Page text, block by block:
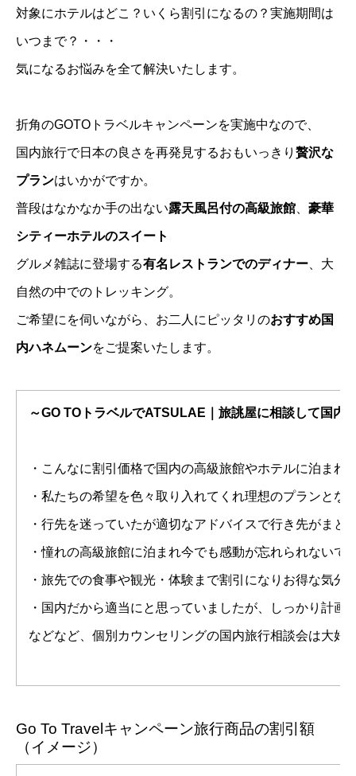
対象にホテルはどこ？いくら割引になるの？実施期間は
いつまで？・・・
気になるお悩みを全て解決いたします。
折角のGOTOトラベルキャンペーンを実施中なので、
国内旅行で日本の良さを再発見するおもいっきり 贅沢な
プランはいかがですか。
普段はなかなか手の出ない露天風呂付の高級旅館、 豪華
シティーホテルのスイート
グルメ雑誌に登場する有名レストランでのディナー、大
自然の中でのトレッキング。
ご希望にを伺いながら、お二人にピッタリのおすすめ国
内ハネムーンをご提案いたします。
～GO TOトラベルでATSULAE｜旅誂屋に相談して国内
・こんなに割引価格で国内の高級旅館やホテルに泊まれ
・私たちの希望を色々取り入れてくれ理想のプランとな
・行先を迷っていたが適切なアドバイスで行き先がまと
・憧れの高級旅館に泊まれ今でも感動が忘れられないで
・旅先での食事や観光・体験まで割引になりお得な気分
・国内だから適当にと思っていましたが、しっかり計画
などなど、個別カウンセリングの国内旅行相談会は大好
Go To Travelキャンペーン旅行商品の割引額
（イメージ）